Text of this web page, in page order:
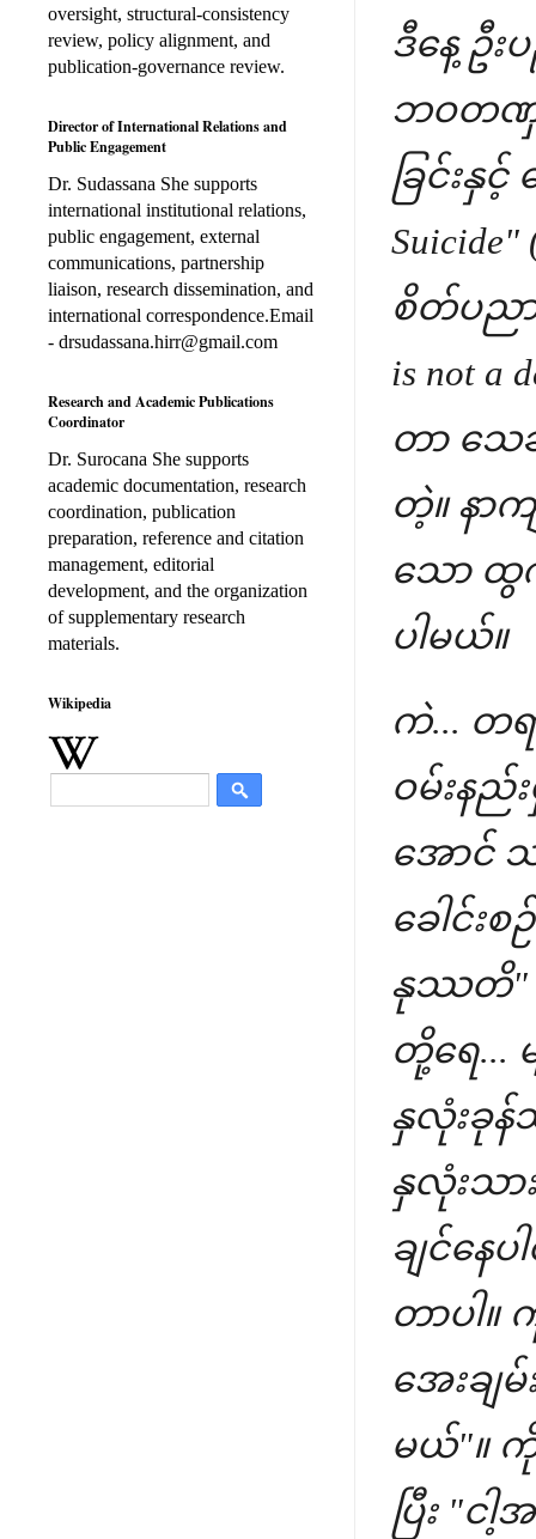
ဒီနေ့ ဦး
ဘဝတဏှာ
ခြင်းနှ
စိတ်ပညာ
is not a
တာ သေ
တဲ့။ နာ
သော ထွက်
ပါမယ်။
ကဲ... တရ
ဝမ်းနည်
အောင်
ခေါင်
နုဿတိ"
တို့ရေ...
နှလုံးခုန်
နှလုံးသ
ချင်နေ
တာပါ။
အေးချ
မယ်"။
ပြီး "
oversight, structural-consistency
review, policy alignment, and
publication-governance review.
Director of International Relations and
Public Engagement
Dr. Sudassana She supports
international institutional relations,
public engagement, external
communications, partnership
liaison, research dissemination, and
international correspondence.Email
- drsudassana.hirr@gmail.com
Research and Academic Publications
Coordinator
Dr. Surocana She supports
academic documentation, research
coordination, publication
preparation, reference and citation
management, editorial
development, and the organization
of supplementary research
materials.
Wikipedia